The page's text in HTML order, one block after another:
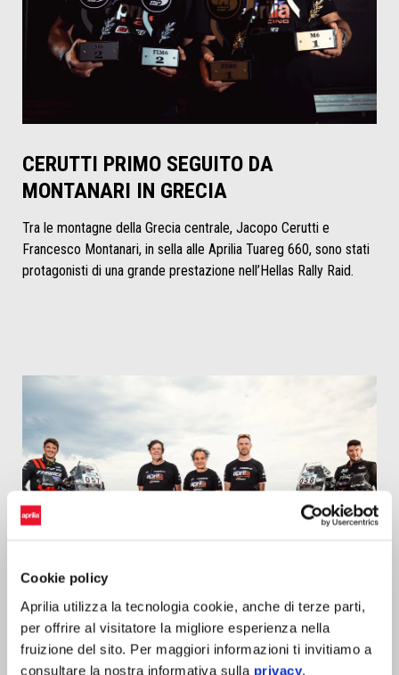
Cookie policy
Aprilia utilizza la tecnologia cookie, anche di terze parti,
per offrire al visitatore la migliore esperienza nella
fruizione del sito. Per maggiori informazioni ti invitiamo a
consultare la nostra informativa sulla privacy.
CERUTTI PRIMO SEGUITO DA
MONTANARI IN GRECIA
Tra le montagne della Grecia centrale, Jacopo Cerutti e
Francesco Montanari, in sella alle Aprilia Tuareg 660, sono stati
protagonisti di una grande prestazione nell’Hellas Rally Raid.